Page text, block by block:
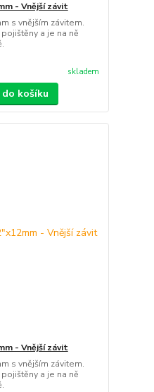
- Vnější závit
s vnějším závitem.
a je na ně
skladem
košíku
- Vnější závit
s vnějším závitem.
a je na ně